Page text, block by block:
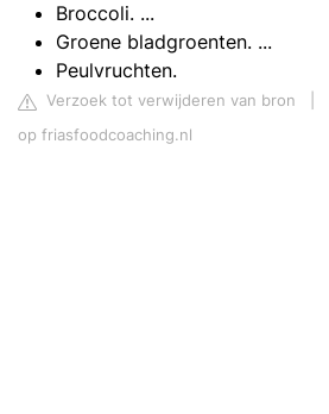
Broccoli. ...
Groene bladgroenten. ...
Peulvruchten.
Verzoek tot verwijderen van bron
op friasfoodcoaching.nl